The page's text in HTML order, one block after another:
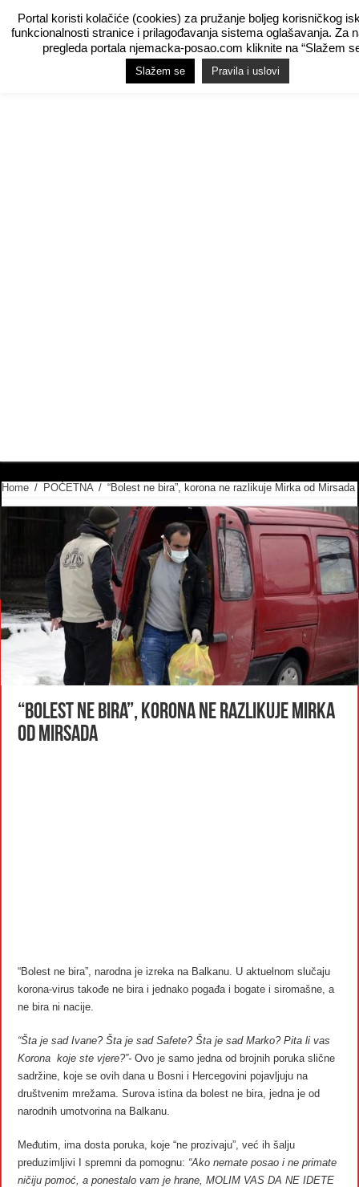
Home / POČETNA / “Bolest ne bira”, korona ne razlikuje Mirka od Mirsada
“Bolest ne bira”, korona ne razlikuje Mirka
od Mirsada
“Bolest ne bira”, narodna je izreka na Balkanu. U aktuelnom slučaju
korona-virus takođe ne bira i jednako pogađa i bogate i siromašne, a
ne bira ni nacije.
“Šta je sad Ivane? Šta je sad Safete? Šta je sad Marko? Pita li vas
Korona koje ste vjere?”-Ovo je samo jedna od brojnih poruka slične
sadržine, koje se ovih dana u Bosni i Hercegovini pojavljuju na
društvenim mrežama. Surova istina da bolest ne bira, jedna je od
narodnih umotvorina na Balkanu.
Međutim, ima dosta poruka, koje “ne prozivaju”, već ih šalju
preduzimljivi I spremni da pomognu: “Ako nemate posao i ne primate
ničiju pomoć, a ponestalo vam je hrane, MOLIM VAS DA NE IDETE
Portal koristi kolačiće (cookies) za pružanje boljeg korisničkog
funkcionalnosti stranice i prilagođavanja sistema oglašavanja. Za
pregleda portala njemacka-posao.com kliknite na “Slažem
Slažem se Pravila i uslovi